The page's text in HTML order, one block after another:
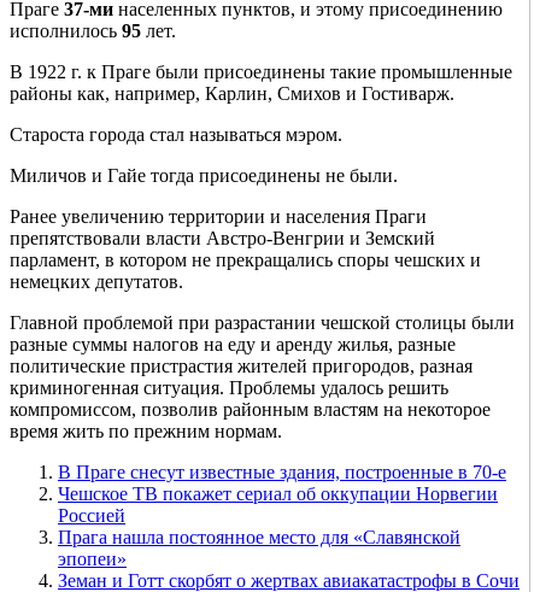
Праге 37-ми населенных пунктов, и этому присоединению
исполнилось 95 лет.
В 1922 г. к Праге были присоединены такие промышленные
районы как, например, Карлин, Смихов и Гостиварж.
Староста города стал называться мэром.
Миличов и Гайе тогда присоединены не были.
Ранее увеличению территории и населения Праги
препятствовали власти Австро-Венгрии и Земский
парламент, в котором не прекращались споры чешских и
немецких депутатов.
Главной проблемой при разрастании чешской столицы были
разные суммы налогов на еду и аренду жилья, разные
политические пристрастия жителей пригородов, разная
криминогенная ситуация. Проблемы удалось решить
компромиссом, позволив районным властям на некоторое
время жить по прежним нормам.
В Праге снесут известные здания, построенные в 70-е
Чешское ТВ покажет сериал об оккупации Норвегии
Россией
Прага нашла постоянное место для «Славянской
эпопеи»
Земан и Готт скорбят о жертвах авиакатастрофы в Сочи